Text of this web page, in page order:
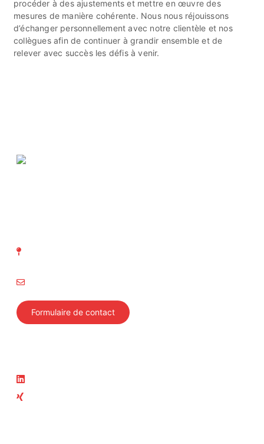
procéder à des ajustements et mettre en œuvre des
mesures de manière cohérente. Nous nous réjouissons
d’échanger personnellement avec notre clientèle et nos
collègues afin de continuer à grandir ensemble et de
relever avec succès les défis à venir.
Formulaire de contact